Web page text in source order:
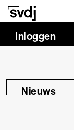
Naar hoofdinhoud
Inloggen
Nieuws